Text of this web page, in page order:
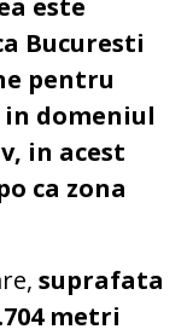
este
Bucuresti
pentru
domeniul
in acest
ca zona
suprafata
metri